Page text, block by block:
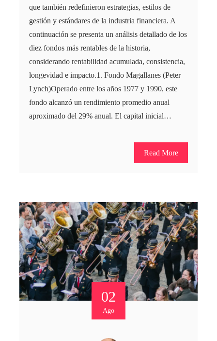
que también redefinieron estrategias, estilos de
gestión y estándares de la industria financiera. A
continuación se presenta un análisis detallado de los
diez fondos más rentables de la historia,
considerando rentabilidad acumulada, consistencia,
longevidad e impacto.1. Fondo Magallanes (Peter
Lynch)Operado entre los años 1977 y 1990, este
fondo alcanzó un rendimiento promedio anual
aproximado del 29% anual. El capital inicial…
Read More
02
Ago